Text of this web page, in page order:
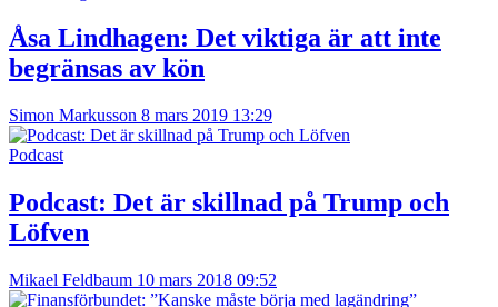
Åsa Lindhagen: Det viktiga är att inte
begränsas av kön
Simon Markusson 8 mars 2019 13:29
Podcast
Podcast: Det är skillnad på Trump och
Löfven
Mikael Feldbaum 10 mars 2018 09:52